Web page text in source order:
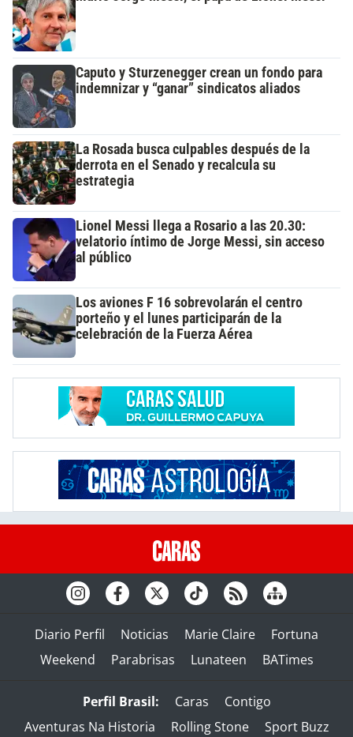
Caputo y Sturzenegger crean un fondo para
indemnizar y “ganar” sindicatos aliados
La Rosada busca culpables después de la
derrota en el Senado y recalcula su
estrategia
Lionel Messi llega a Rosario a las 20.30:
velatorio íntimo de Jorge Messi, sin acceso
al público
Los aviones F 16 sobrevolarán el centro
porteño y el lunes participarán de la
celebración de la Fuerza Aérea
Diario Perfil Noticias Marie Claire
Fortuna
Weekend
Parabrisas Lunateen BATimes
Perfil Brasil: Caras
Contigo
Aventuras Na Historia
Rolling Stone Sport Buzz